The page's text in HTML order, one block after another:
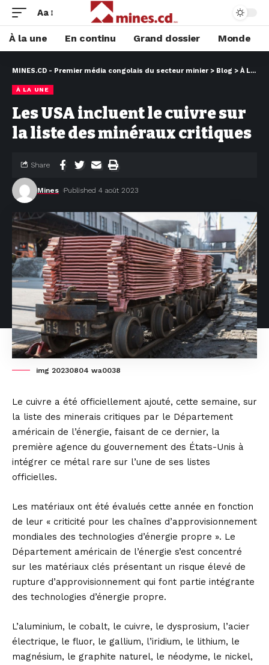
Aa
À la une En continu Grand dossier Monde
MINES.CD - Premier média congolais du secteur minier > Blog > À LA UNE
À LA UNE
Les USA incluent le cuivre sur
la liste des minéraux critiques
Mines Published 4 août 2023
Share
img 20230804 wa0038
Le cuivre a été officiellement ajouté, cette semaine, sur
la liste des minerais critiques par le Département
américain de l’énergie, faisant de ce dernier, la
première agence du gouvernement des États-Unis à
intégrer ce métal rare sur l’une de ses listes
officielles.
Les matériaux ont été évalués cette année en fonction
de leur « criticité pour les chaînes d’approvisionnement
mondiales des technologies d’énergie propre ». Le
Département américain de l’énergie s’est concentré
sur les matériaux clés présentant un risque élevé de
rupture d’approvisionnement qui font partie intégrante
des technologies d’énergie propre.
L’aluminium, le cobalt, le cuivre, le dysprosium, l’acier
électrique, le fluor, le gallium, l’iridium, le lithium, le
magnésium, le graphite naturel, le néodyme, le nickel,